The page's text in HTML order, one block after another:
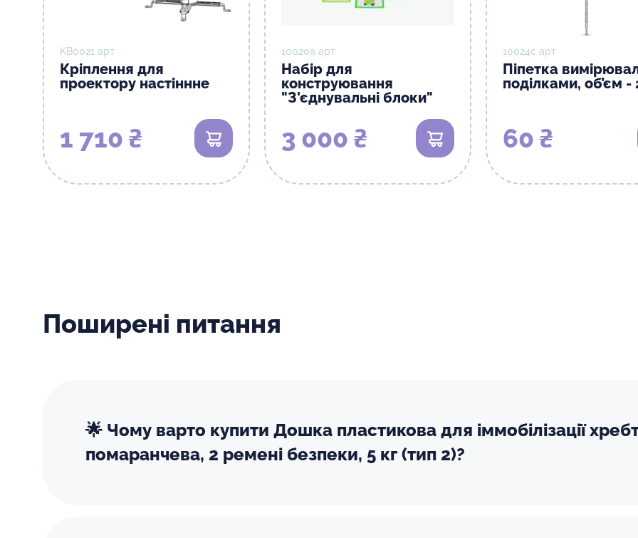
KB0021 арт
Кріплення для
проектору настіннне
1 710 ₴ В кошик
10020а арт
Набір для
конструювання
"З'єднувальні блоки"
3 000 ₴ В кошик
10024с арт
Піпетка
поділками, об’єм -
60 ₴
Поширені питання
🌟 Чому варто купити Дошка пластикова для іммобілізації
помаранчева, 2 ремені безпеки, 5 кг (тип 2)?